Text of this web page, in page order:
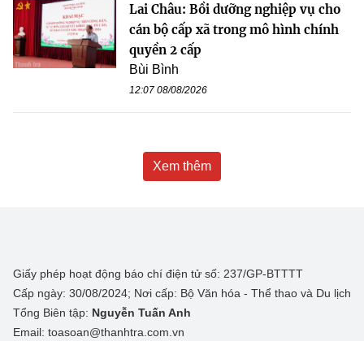
Lai Châu: Bồi dưỡng nghiệp vụ cho
cán bộ cấp xã trong mô hình chính
quyền 2 cấp
Bùi Bình
12:07 08/08/2026
Xem thêm
Giấy phép hoạt động báo chí điện tử số: 237/GP-BTTTT
Cấp ngày: 30/08/2024; Nơi cấp: Bộ Văn hóa - Thể thao và Du lịch
Tổng Biên tập: Nguyễn Tuấn Anh
Email: toasoan@thanhtra.com.vn